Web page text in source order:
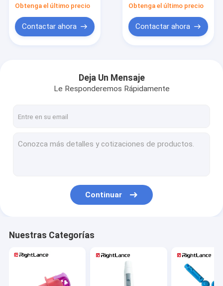
esponjas el 70%
Obtenga el último precio
Contactar ahora
limpieza
Obtenga el último precio
Contactar ahora
Deja Un Mensaje
Le Responderemos Rápidamente
Continuar
Nuestras Categorías